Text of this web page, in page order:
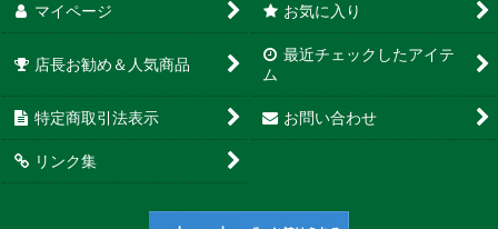
マイページ お気に入り
店長お勧め＆人気商品
最近チェックしたアイテ
ム
特定商取引法表示 お問い合わせ
リンク集